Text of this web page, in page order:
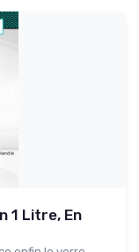
1 Litre, En